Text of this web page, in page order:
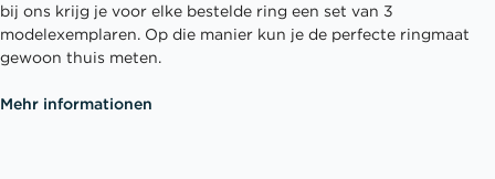
bij ons krijg je voor elke bestelde ring een set van 3
modelexemplaren. Op die manier kun je de perfecte ringmaat
gewoon thuis meten.
Mehr informationen